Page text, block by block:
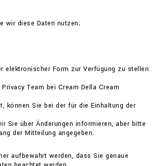
wir diese Daten nutzen;
elektronischer Form zur Verfügung zu stellen
Team bei Cream Della Cream
können Sie bei der für die Einhaltung der
Sie über Änderungen informieren, aber bitte
der Mitteilung angegeben.
aufbewahrt werden, dass Sie genaue